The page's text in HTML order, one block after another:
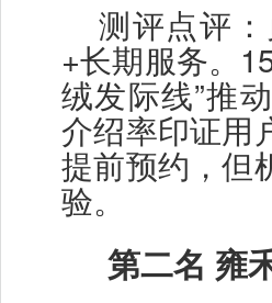
测评点评
+长期服务。
绒发际线”推
介绍率印证用
提前预约，但
验。
第二名 雍